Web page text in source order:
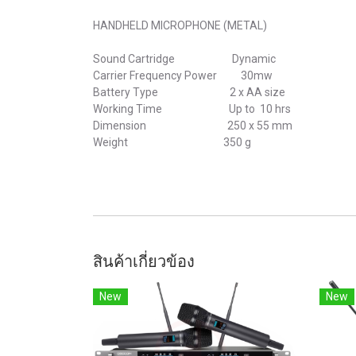
HANDHELD MICROPHONE (METAL)
Sound Cartridge Dynamic
Carrier Frequency Power 30mw
Battery Type 2 x AA size
Working Time Up to 10 hrs
Dimension 250 x 55 mm
Weight 350 g
สินค้าเกี่ยวข้อง
New New